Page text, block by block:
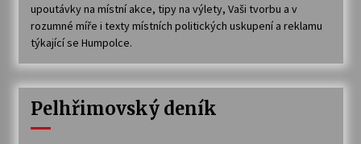
upoutávky na místní akce, tipy na výlety, Vaši tvorbu a v
rozumné míře i texty místních politických uskupení a reklamu
týkající se Humpolce.
Pelhřimovský deník